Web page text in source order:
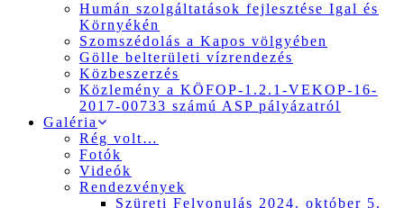
Humán szolgáltatások fejlesztése Igal és
Környékén
Szomszédolás a Kapos völgyében
Gölle belterületi vízrendezés
Közbeszerzés
Közlemény a KÖFOP-1.2.1-VEKOP-16-
2017-00733 számú ASP pályázatról
Galéria
Rég volt…
Fotók
Videók
Rendezvények
Szüreti Felvonulás 2024. október 5.